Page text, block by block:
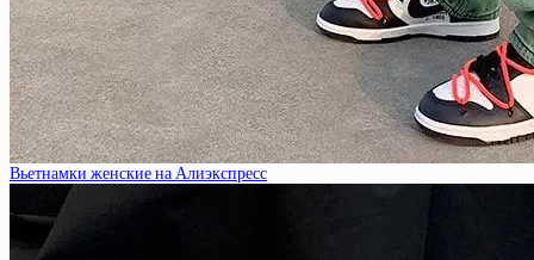
Вьетнамки женские на Алиэкспресс